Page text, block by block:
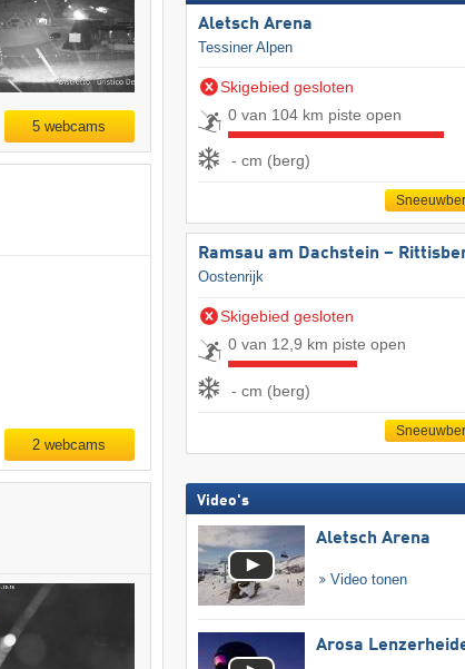
5 webcams
2 webcams
Aletsch Arena
Tessiner Alpen
Skigebied gesloten
0 van 104 km piste open
- cm (berg)
Ramsau am Dachstein –
Oostenrijk
Skigebied gesloten
0 van 12,9 km piste open
- cm (berg)
Video's
Aletsch Arena
Video tonen
Arosa